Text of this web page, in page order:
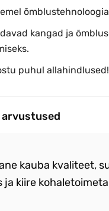
kangad ja
puhul allahindlused!
kauba kvaliteet,
ja kiire